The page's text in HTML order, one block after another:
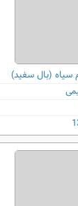
سیاه (بال‌ سفید)